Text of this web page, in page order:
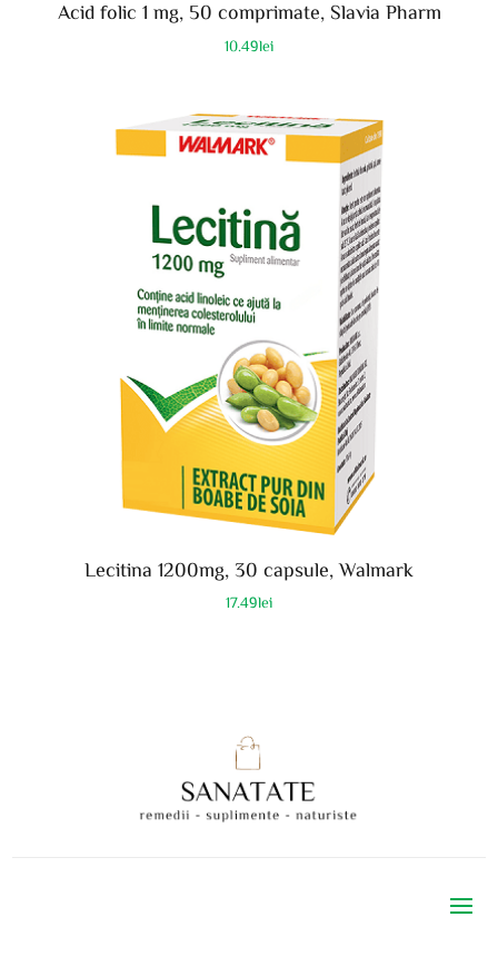
Acid folic 1 mg, 50 comprimate, Slavia Pharm
10.49lei
Lecitina 1200mg, 30 capsule, Walmark
17.49lei